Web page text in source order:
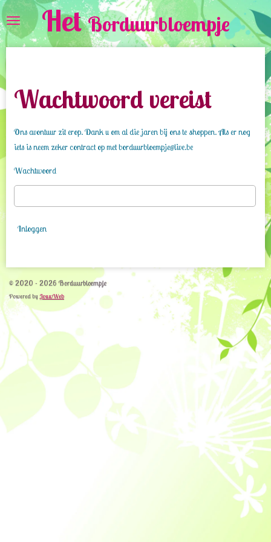
Ga
direct
naar
de
hoofdinhoud
HetBorduurbloempje
Wachtwoord vereist
Ons avontuur zit erop. Dank u om al die jaren bij ons te shoppen. Als er nog
iets is neem zeker contract op met borduurbloempje@live.be
Wachtwoord
Inloggen
© 2020 - 2026 Borduurbloempje
Powered by JouwWeb